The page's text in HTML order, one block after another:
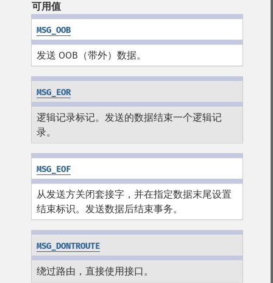
可用值
MSG_OOB
发送 OOB（带外）数据。
MSG_EOR
逻辑记录标记。发送的数据结束一个逻辑记
录。
MSG_EOF
从发送方关闭套接字，并在指定数据末尾设置
结束标识。发送数据后结束事务。
MSG_DONTROUTE
绕过路由，直接使用接口。